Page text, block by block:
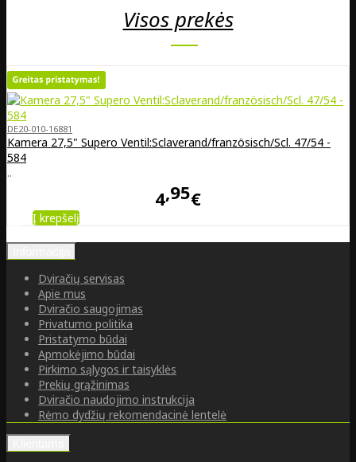
Visos prekės
DE20-010-16881
Kamera 27,5" Supero Ventil:Sclaverand/französisch/Scl. 47/54 -
584
..
4 95€
Į krepšelį
Dviračių servisas
Apie mus
Dviračio saugojimas
Privatumo politika
Pristatymo būdai
Apmokėjimo būdai
Pirkimo sąlygos ir taisyklės
Prekių grąžinimas
Dviračio naudojimo instrukcija
Rėmo dydžių rekomendacinė lentelė